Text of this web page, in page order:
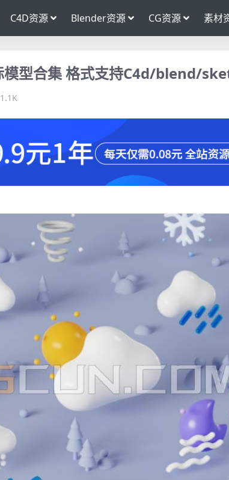
C4D资源 Blender资源 CG资源 素材
模型合集 格式支持C4d/blend/
1.1K